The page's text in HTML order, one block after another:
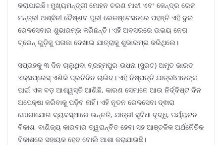
କରାଯାଇଛି। ମୁଖ୍ୟମନ୍ତ୍ରୀ ମୋହନ ଚରଣ ମାଝୀ ଏବଂ କେନ୍ଦ୍ର ରେଳ
ମନ୍ତ୍ରୀ ଅଶ୍ଵିନୀ ବୈଷ୍ଣବ ପୁରୀ ରେଳଷ୍ଟେସନରେ ପହଞ୍ଚି ଏହି ଦୁଇ
ରେଳସେବାର ଶୁଭାରମ୍ଭ କରିଛନ୍ତି। ଏହି ଅବସରରେ ଉଭୟ ନେତା
ଟ୍ରେନ୍ ଗୁଡ଼ିକୁ ପତାକା ଦେଖାଇ ଯାତ୍ରାକୁ ଶୁଭାରମ୍ଭ କରିଥିଲେ।
ସପ୍ତାହକୁ ୩ ଦିନ ଚାଲୁଥିବା ବ୍ରହ୍ମପୁର-ଉଧନା (ସୁରଟ) ଅମୃତ ଭାରତ
ଏକ୍ସପ୍ରେସ୍ ଏଣିକି ପ୍ରତିଦିନ ଚାଲିବ। ଏହି ନିଷ୍ପତ୍ତି ଯାତ୍ରୀମାନଙ୍କ
ପାଇଁ ଏକ ବଡ଼ ଆଶ୍ୱସ୍ତି ଆଣିଛି, କାରଣ ସେମାନେ ଆଉ ନିର୍ଦ୍ଦିଷ୍ଟ ଦିନ
ଅପେକ୍ଷା କରିବାକୁ ପଡ଼ିବ ନାହିଁ। ଏହି ନୂତନ ରେଳସେବା ଦ୍ଵାରା
ଯୋଗାଯୋଗ ବ୍ୟବସ୍ଥାରେ ଉନ୍ନତି, ଯାତ୍ରୀ ସୁବିଧା ବୃଦ୍ଧି, ପର୍ଯ୍ୟଟନ
ବିକାଶ, ବାଣିଜ୍ୟ କାରବାର ତ୍ୱରାନ୍ବିତ ହେବା ସହ ଆଞ୍ଚଳିକ ଅର୍ଥନୈତିକ
ବିକାଶରେ ସହାୟକ ହେବ ବୋଲି ଆଶା କରାଯାଉଛି।